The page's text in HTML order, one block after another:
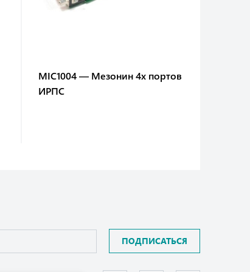
MIC1004 — Мезонин 4х портов
ИРПС